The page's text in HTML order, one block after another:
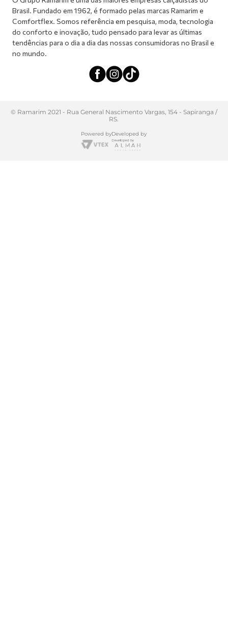
Brasil. Fundado em 1962, é formado pelas marcas Ramarim e
Comfortflex. Somos referência em pesquisa, moda, tecnologia
do conforto e inovação, tudo pensado para levar as últimas
tendências para o dia a dia das nossas consumidoras no Brasil e
no mundo.
© Ramarim 2021 - Rua General Nascimento Vargas, 154 - Sapiranga /
RS.
Powered byDeveloped by